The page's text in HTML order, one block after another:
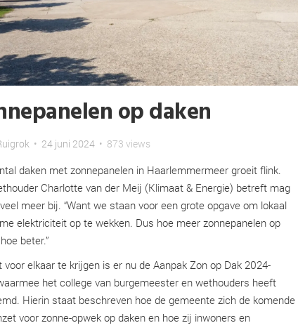
op daken
• 24 juni 2024 • 873 views
daken met zonnepanelen in Haarlemmermeer groeit flink.
Charlotte van der Meij (Klimaat & Energie) betreft mag
meer bij. “Want we staan voor een grote opgave om lokaal
elektriciteit op te wekken. Dus hoe meer zonnepanelen op
beter.”
voor elkaar te krijgen is er nu de Aanpak Zon op Dak 2024-
het college van burgemeester en wethouders heeft
Hierin staat beschreven hoe de gemeente zich de komende
voor zonne-opwek op daken en hoe zij inwoners en